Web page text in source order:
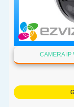
CAMERA IP